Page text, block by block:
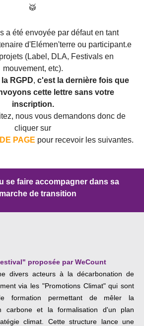
🥁
a été envoyée par défaut en tant
d'Elémen'terre ou participant.e
(Label, DLA, Festivals en
mouvement, etc).
RGPD, c'est la dernière fois que
cette lettre sans votre
inscription.
nous vous demandons donc de
cliquer sur
PAGE pour recevoir les suivantes.
se faire accompagner dans sa
de transition
proposée par WeCount
divers acteurs à la décarbonation de
via les "Promotions Climat" qui sont
formation permettant de mêler la
carbone et la formalisation d'un plan
climat. Cette structure lance une